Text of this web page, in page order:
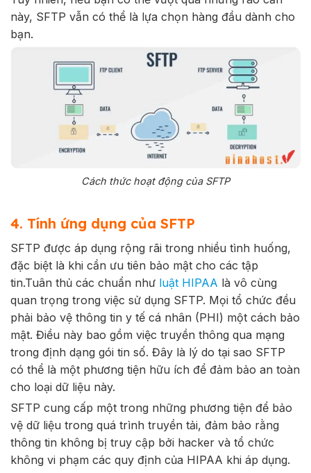
này, SFTP vẫn có thể là lựa chọn hàng đầu dành cho
bạn.
Cách thức hoạt động của SFTP
4. Tính ứng dụng của SFTP
SFTP được áp dụng rộng rãi trong nhiều tình huống,
đặc biệt là khi cần ưu tiên bảo mật cho các tập
tin.Tuân thủ các chuẩn như luật HIPAA là vô cùng
quan trọng trong việc sử dụng SFTP. Mọi tổ chức đều
phải bảo vệ thông tin y tế cá nhân (PHI) một cách bảo
mật. Điều này bao gồm việc truyền thông qua mạng
trong định dạng gói tin số. Đây là lý do tại sao SFTP
có thể là một phương tiện hữu ích để đảm bảo an toàn
cho loại dữ liệu này.
SFTP cung cấp một trong những phương tiện để bảo
vệ dữ liệu trong quá trình truyền tải, đảm bảo rằng
thông tin không bị truy cập bởi hacker và tổ chức
không vi phạm các quy định của HIPAA khi áp dụng.